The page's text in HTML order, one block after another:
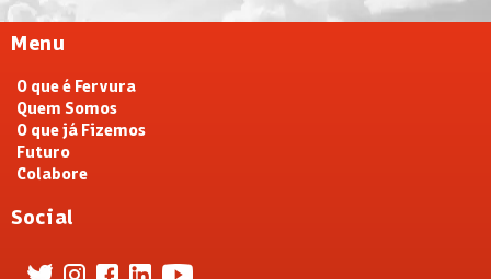
Menu
O que é Fervura
Quem Somos
O que já Fizemos
Futuro
Colabore
Social